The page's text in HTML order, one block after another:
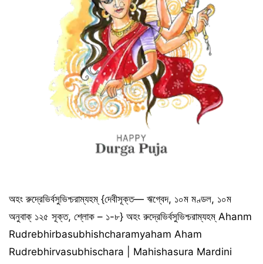
অহং রুদ্রেভির্বসুভিশ্চরাম্যহম্‌ {দেবীসূক্ত— ঋগ্বেদ, ১০ম মণ্ডল, ১০ম
অনুবাক্‌ ১২৫ সূক্ত, শ্লোক – ১-৮} অহং রুদ্রেভির্বসুভিশ্চরাম্যহম্‌ Ahanm
Rudrebhirbasubhishcharamyaham Aham
Rudrebhirvasubhischara | Mahishasura Mardini